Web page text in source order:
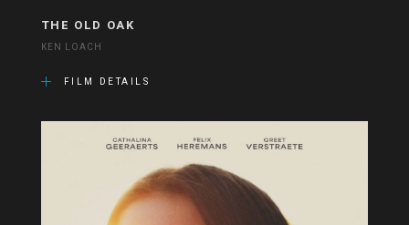
THE OLD OAK
KEN LOACH
FILM DETAILS